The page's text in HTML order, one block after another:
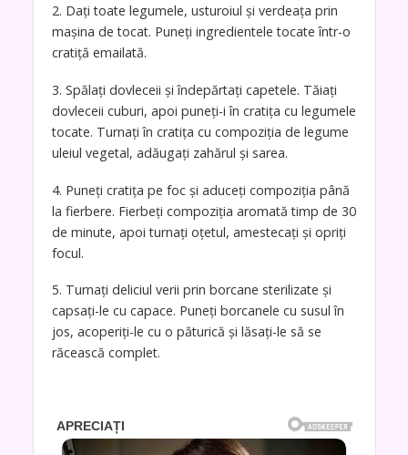
2. Dați toate legumele, usturoiul și verdeața prin
mașina de tocat. Puneți ingredientele tocate într-o
cratiță emailată.
3. Spălați dovleceii și îndepărtați capetele. Tăiați
dovleceii cuburi, apoi puneți-i în cratița cu legumele
tocate. Turnați în cratița cu compoziția de legume
uleiul vegetal, adăugați zahărul și sarea.
4. Puneți cratița pe foc și aduceți compoziția până
la fierbere. Fierbeți compoziția aromată timp de 30
de minute, apoi turnați oțetul, amestecați și opriți
focul.
5. Turnați deliciul verii prin borcane sterilizate și
capsați-le cu capace. Puneți borcanele cu susul în
jos, acoperiți-le cu o păturică și lăsați-le să se
răcească complet.